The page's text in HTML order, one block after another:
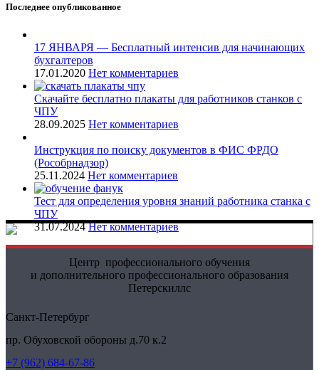
Последнее опубликованное
17 ЯНВАРЯ — Бесплатный интенсив для начинающих
бухгалтеров
17.01.2020 Нет комментариев
Скачайте бесплатно плакаты для работников станков с
ЧПУ
28.09.2025 Нет комментариев
Инструкция по поиску документов в ФИС ФРДО
(Рособрнадзор)
25.11.2024 Нет комментариев
Тест для определения уровня знаний работника станка с
ЧПУ
31.07.2024 Нет комментариев
Центр профессионального обучения
и дополнительного профессионального образования
Петерскиллс
Санкт-Петербург
пр. Обуховской обороны д.70 к.2
+7 (962) 684-67-86